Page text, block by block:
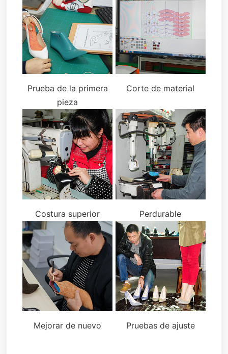
Prueba de la primera
pieza
Corte de material
Costura superior Perdurable
Mejorar de nuevo Pruebas de ajuste